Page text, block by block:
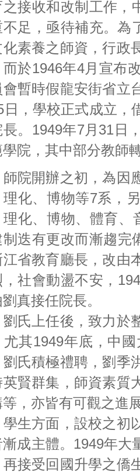
之接收和改制工作，
不足，亟待補充。為
化素養之師資，行政
而於1946年4月宣布
暫時假龍安街省立
日，學校正式成立，
長。1949年7月31日
學院，其中部分教師
開辦之初，為因應
理化、博物等7系，
理化、博物、體育、
制迭有更改而漸趨完
省教育廳長，改由
，社會動盪不安，
真接任院長。
上任後，致力於整
尤其1949年底，中
劉氏積極禮聘，劉季
英賢群集，師資素質
，亦皆有可觀之進
方面，設校之初以
成主體。1949年大
再接受回國升學之僑